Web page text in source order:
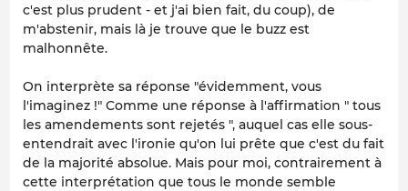
c'est plus prudent - et j'ai bien fait, du coup), de
m'abstenir, mais là je trouve que le buzz est
malhonnête.
On interprète sa réponse "évidemment, vous
l'imaginez !" Comme une réponse à l'affirmation " tous
les amendements sont rejetés ", auquel cas elle sous-
entendrait avec l'ironie qu'on lui prête que c'est du fait
de la majorité absolue. Mais pour moi, contrairement à
cette interprétation que tous le monde semble